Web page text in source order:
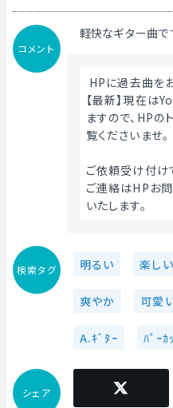
コメント
軽快なギター曲で
HPに過去曲を
【最新】現在は
ますので、HPの
覧くださいませ。
ご依頼受け付け
ご連絡はHPお
いたします。
検索タグ 明るい 楽しい
爽やか 可愛
A.ｷﾞﾀｰ ﾊﾟｰｶ
シェア